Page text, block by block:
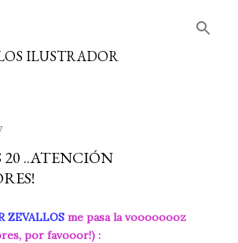
ILUSTRADOR
20 ..ATENCIÓN
ZEVALLOS me pasa la voooooooz
por favooor!) :